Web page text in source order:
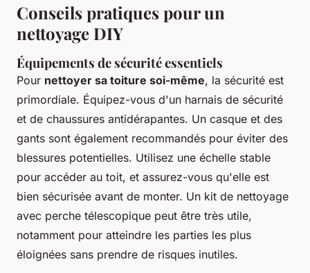
Conseils pratiques pour un
nettoyage DIY
Équipements de sécurité essentiels
Pour nettoyer sa toiture soi-même, la sécurité est
primordiale. Équipez-vous d'un harnais de sécurité
et de chaussures antidérapantes. Un casque et des
gants sont également recommandés pour éviter des
blessures potentielles. Utilisez une échelle stable
pour accéder au toit, et assurez-vous qu'elle est
bien sécurisée avant de monter. Un kit de nettoyage
avec perche télescopique peut être très utile,
notamment pour atteindre les parties les plus
éloignées sans prendre de risques inutiles.